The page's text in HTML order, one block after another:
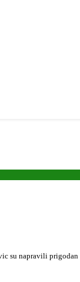
su napravili prigodan